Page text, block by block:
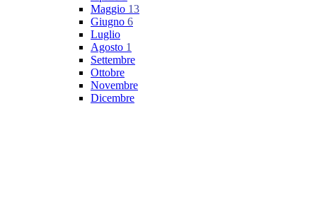
Maggio 13
Giugno 6
Luglio
Agosto 1
Settembre
Ottobre
Novembre
Dicembre